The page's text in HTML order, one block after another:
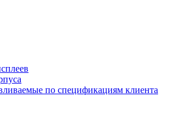
по спецификациям клиента